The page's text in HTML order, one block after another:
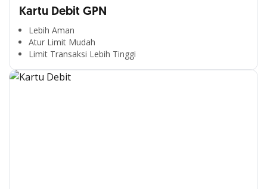
Kartu Debit GPN
Lebih Aman
Atur Limit Mudah
Limit Transaksi Lebih Tinggi